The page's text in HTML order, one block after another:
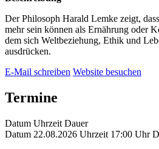
Der Philosoph Harald Lemke zeigt,
mehr sein können als Ernährung oder
dem sich Weltbeziehung, Ethik und
ausdrücken.
E-Mail schreiben Website besuchen
Termine
Datum Uhrzeit Dauer
Datum 22.08.2026 Uhrzeit 17:00 Uhr